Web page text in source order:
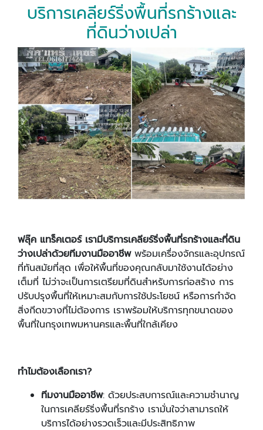
บริการเคลียร์ริ่งพื้นที่รกร้างและ
ที่ดินว่างเปล่า
ฟลุ๊ค แทร็คเตอร์ เรามีบริการเคลียร์ริ่งพื้นที่รกร้างและที่ดิน
ว่างเปล่าด้วยทีมงานมืออาชีพพร้อมเครื่องจักรและอุปกรณ์
ที่ทันสมัยที่สุด เพื่อให้พื้นที่ของคุณกลับมาใช้งานได้อย่าง
เต็มที่ ไม่ว่าจะเป็นการเตรียมที่ดินสำหรับการก่อสร้าง การ
ปรับปรุงพื้นที่ให้เหมาะสมกับการใช้ประโยชน์ หรือการกำจัด
สิ่งกีดขวางที่ไม่ต้องการ เราพร้อมให้บริการทุกขนาดของ
พื้นที่ในกรุงเทพมหานครและพื้นที่ใกล้เคียง
ทำไมต้องเลือกเรา?
ทีมงานมืออาชีพ: ด้วยประสบการณ์และความชำนาญ
ในการเคลียร์ริ่งพื้นที่รกร้าง เรามั่นใจว่าสามารถให้
บริการได้อย่างรวดเร็วและมีประสิทธิภาพ